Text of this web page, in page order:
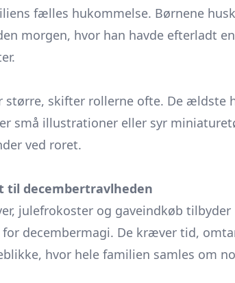
fælles hukommelse. Børnene
morgen, hvor han havde efterladt
større, skifter rollerne ofte. De ældste
små illustrationer eller syr
ved roret.
til decembertravlheden
julefrokoster og gaveindkøb
decembermagi. De kræver tid,
hvor hele familien samles om